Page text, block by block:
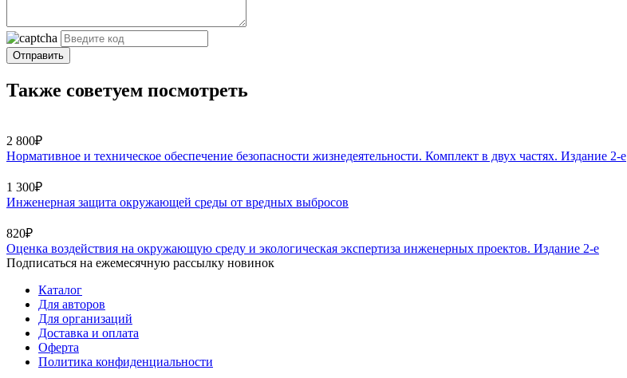
Отправить
Также советуем посмотреть
2 800₽
Нормативное и техническое обеспечение безопасности жизнедеятельности. Комплект в двух частях. Издание 2-е
1 300₽
Инженерная защита окружающей среды от вредных выбросов
820₽
Оценка воздействия на окружающую среду и экологическая экспертиза инженерных проектов. Издание 2-е
Подписаться на ежемесячную рассылку новинок
Каталог
Для авторов
Для организаций
Доставка и оплата
Оферта
Политика конфиденциальности